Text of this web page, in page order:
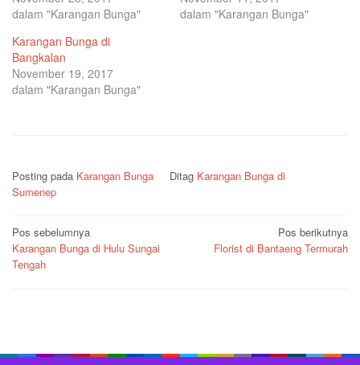
dalam "Karangan Bunga"
dalam "Karangan Bunga"
Karangan Bunga di
Bangkalan
November 19, 2017
dalam "Karangan Bunga"
Posting pada Karangan Bunga Ditag Karangan Bunga di
Sumenep
Navigasi
pos
Pos sebelumnya
Karangan Bunga di Hulu Sungai
Tengah
Pos berikutnya
Florist di Bantaeng Termurah